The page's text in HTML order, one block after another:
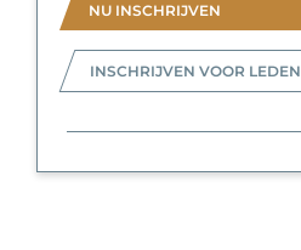
NU INSCHRIJVEN
INSCHRIJVEN VOOR LEDEN